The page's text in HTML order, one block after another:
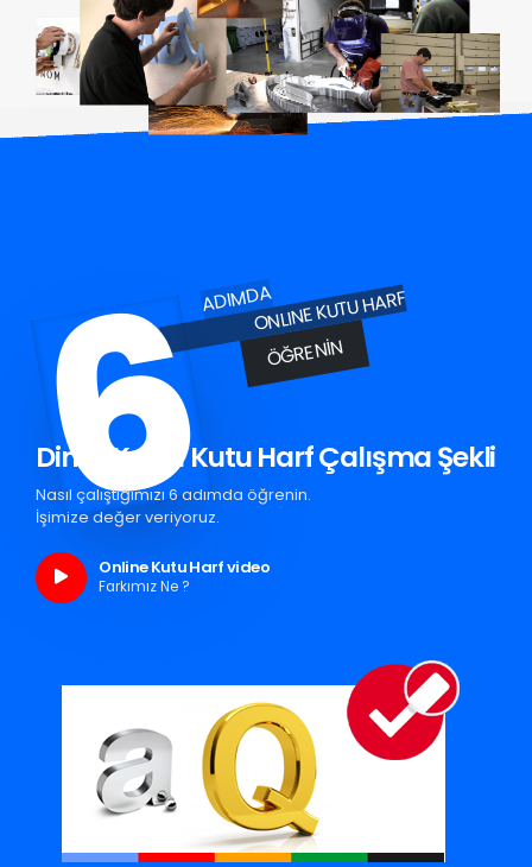
6ADIMDAONLINE KUTU HARF
ÖĞRENIN
Dinar Krom Kutu Harf Çalışma Şekli
Nasıl çalıştığımızı 6 adımda öğrenin.
İşimize değer veriyoruz.
Online Kutu Harf video
Farkımız Ne ?